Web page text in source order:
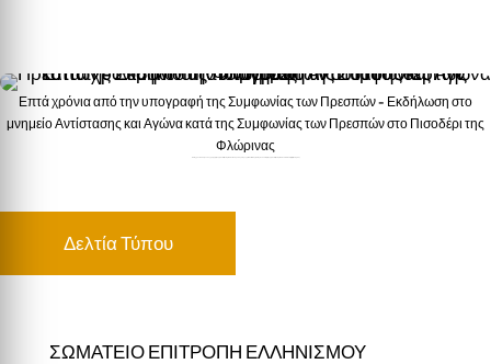
Επτά χρόνια από την υπογραφή της Συμφωνίας των Πρεσπών - Εκδήλωση στο
μνημείο Αντίστασης και Αγώνα κατά της Συμφωνίας των Πρεσπών στο Πισοδέρι της
Φλώρινας
Δελτία Τύπου
ΣΩΜΑΤΕΙΟ ΕΠΙΤΡΟΠΗ ΕΛΛΗΝΙΣΜΟΥ